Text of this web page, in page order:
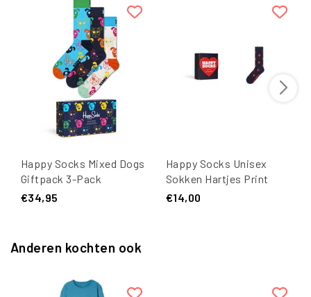
Happy Socks Mixed Dogs
Giftpack 3-Pack
€34,95
Happy Socks Unisex
Sokken Hartjes Print
Valentijn Giftbox 1-Paar
€14,00
Anderen kochten ook